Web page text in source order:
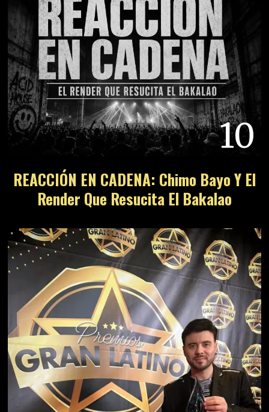
10
REACCIÓN EN CADENA: Chimo Bayo Y El
Render Que Resucita El Bakalao